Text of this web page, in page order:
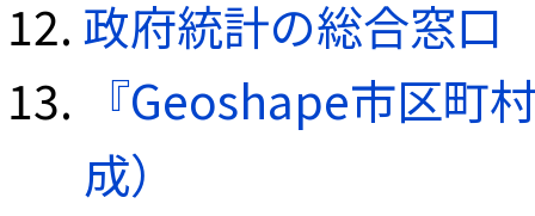
政府統計の総合窓口
『Geoshape市区町
成）